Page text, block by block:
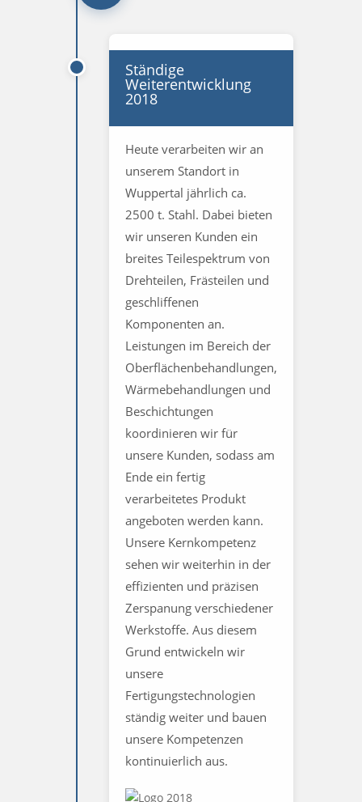
Ständige
Weiterentwicklung
2018
Heute verarbeiten wir an
unserem Standort in
Wuppertal jährlich ca.
2500 t. Stahl. Dabei bieten
wir unseren Kunden ein
breites Teilespektrum von
Drehteilen, Frästeilen und
geschliffenen
Komponenten an.
Leistungen im Bereich der
Oberflächenbehandlungen,
Wärmebehandlungen und
Beschichtungen
koordinieren wir für
unsere Kunden, sodass am
Ende ein fertig
verarbeitetes Produkt
angeboten werden kann.
Unsere Kernkompetenz
sehen wir weiterhin in der
effizienten und präzisen
Zerspanung verschiedener
Werkstoffe. Aus diesem
Grund entwickeln wir
unsere
Fertigungstechnologien
ständig weiter und bauen
unsere Kompetenzen
kontinuierlich aus.